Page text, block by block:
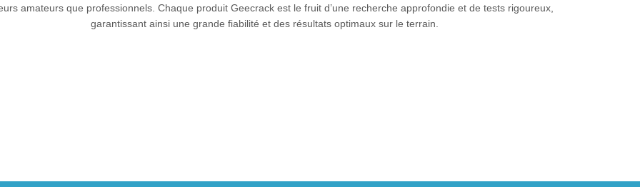
amateurs que professionnels. Chaque produit Geecrack est le fruit d’une recherche approfondie et de tests rigoureux,
garantissant ainsi une grande fiabilité et des résultats optimaux sur le terrain.